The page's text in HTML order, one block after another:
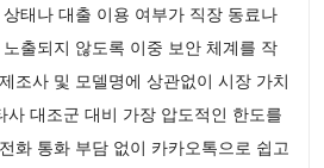
태나 대출 이용 여부가 직장 동료나
출되지 않도록 이중 보안 체계를 작
조사 및 모델명에 상관없이 시장 가치
사 대조군 대비 가장 압도적인 한도를
화 통화 부담 없이 카카오톡으로 쉽고